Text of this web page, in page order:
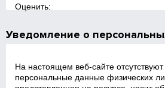
Оценить:
Уведомление о
На настоящем веб‑сайте отсутствуют
персональные данные физических